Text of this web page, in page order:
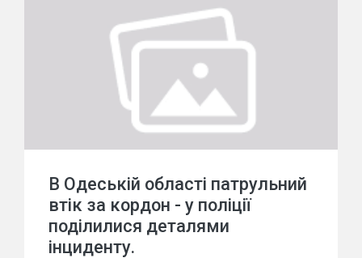
В Одеській області патрульний
втік за кордон - у поліції
поділилися деталями
інциденту.